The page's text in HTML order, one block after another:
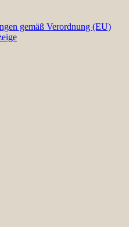
gemäß Verordnung (EU)